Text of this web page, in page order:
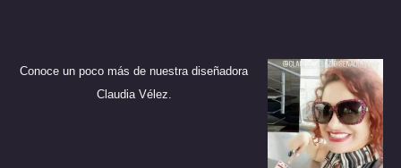
Conoce un poco más de nuestra diseñadora
Claudia Vélez.